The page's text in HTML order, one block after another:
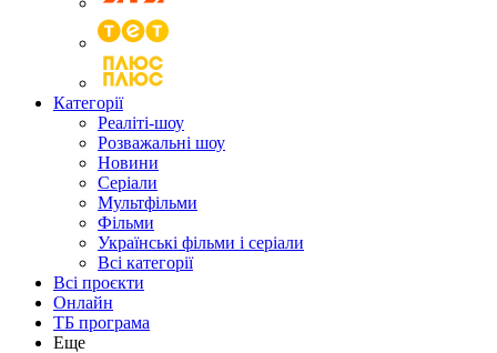
Категорії
Реаліті-шоу
Розважальні шоу
Новини
Серіали
Мультфільми
Фільми
Українські фільми і серіали
Всі категорії
Всі проєкти
Онлайн
ТБ програма
Еще